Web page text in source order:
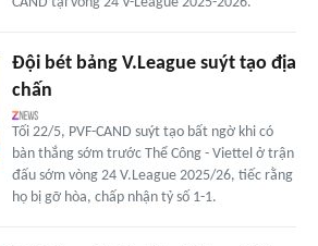
Đội bét bảng V.League suýt tạo địa
chấn
Tối 22/5, PVF-CAND suýt tạo bất ngờ khi có
bàn thắng sớm trước Thể Công - Viettel ở trận
đấu sớm vòng 24 V.League 2025/26, tiếc rằng
họ bị gỡ hòa, chấp nhận tỷ số 1-1.